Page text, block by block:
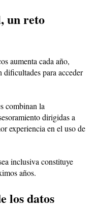
un reto
aumenta cada año,
dificultades para acceder
combinan la
dirigidas a
experiencia en el uso de
inclusiva constituye
años.
los datos